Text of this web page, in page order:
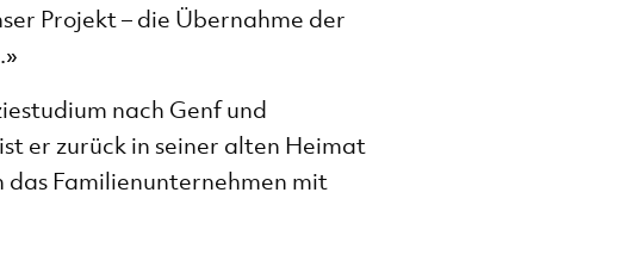
Projekt – die Übernahme der
nach Genf und
er zurück in seiner alten Heimat
Familienunternehmen mit